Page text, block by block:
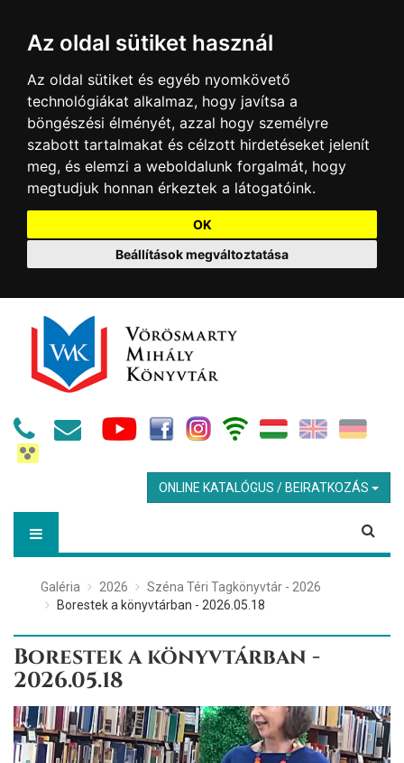
Az oldal sütiket használ
Az oldal sütiket és egyéb nyomkövető
technológiákat alkalmaz, hogy javítsa a
böngészési élményét, azzal hogy személyre
szabott tartalmakat és célzott hirdetéseket jelenít
meg, és elemzi a weboldalunk forgalmát, hogy
megtudjuk honnan érkeztek a látogatóink.
OK
Beállítások megváltoztatása
ONLINE KATALÓGUS / BEIRATKOZÁS
Galéria 2026
Széna Téri Tagkönyvtár - 2026
Borestek a könyvtárban - 2026.05.18
Borestek a könyvtárban -
2026.05.18